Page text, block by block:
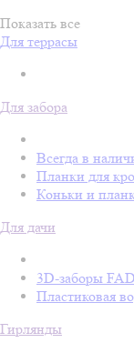
Показать все
Для террасы
Для забора
Всегда в
Планки для
Коньки и
Для дачи
3D-заборы
Пластиковая
Гирлянды